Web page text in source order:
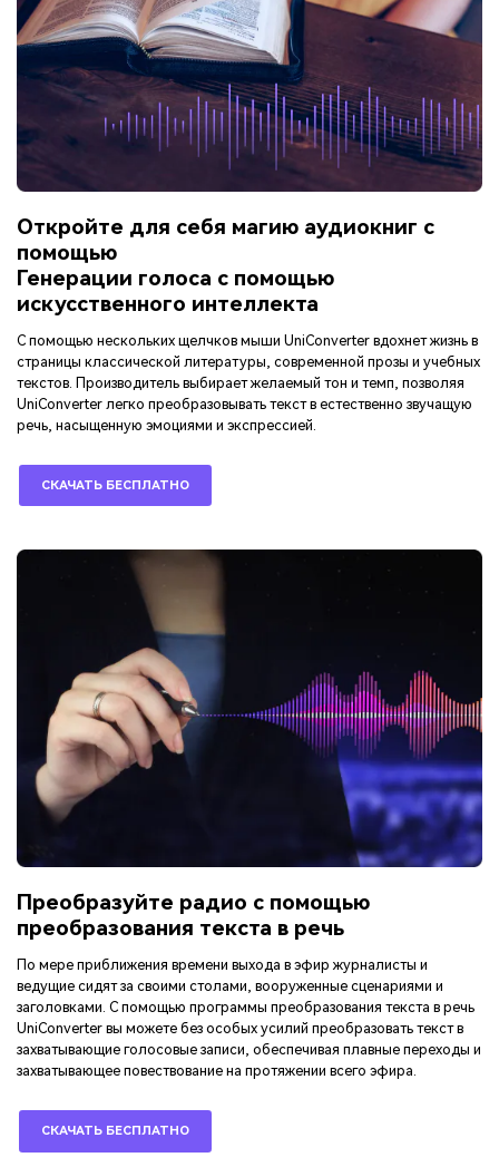
Откройте для себя магию аудиокниг с
помощью
Генерации голоса с помощью
искусственного интеллекта
С помощью нескольких щелчков мыши UniConverter вдохнет жизнь в
страницы классической литературы, современной прозы и учебных
текстов. Производитель выбирает желаемый тон и темп, позволяя
UniConverter легко преобразовывать текст в естественно звучащую
речь, насыщенную эмоциями и экспрессией.
СКАЧАТЬ БЕСПЛАТНО
Преобразуйте радио с помощью
преобразования текста в речь
По мере приближения времени выхода в эфир журналисты и
ведущие сидят за своими столами, вооруженные сценариями и
заголовками. С помощью программы преобразования текста в речь
UniConverter вы можете без особых усилий преобразовать текст в
захватывающие голосовые записи, обеспечивая плавные переходы и
захватывающее повествование на протяжении всего эфира.
СКАЧАТЬ БЕСПЛАТНО